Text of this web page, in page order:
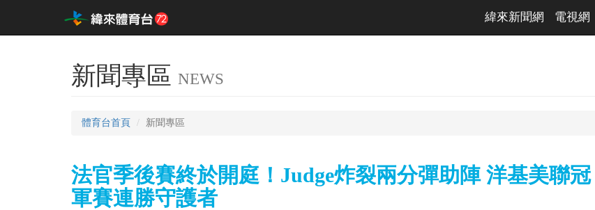
緯來新聞網 電視網
新聞專區 NEWS
體育台首頁 新聞專區
法官季後賽終於開庭！Judge炸裂兩分彈助陣 洋基美聯冠
軍賽連勝守護者